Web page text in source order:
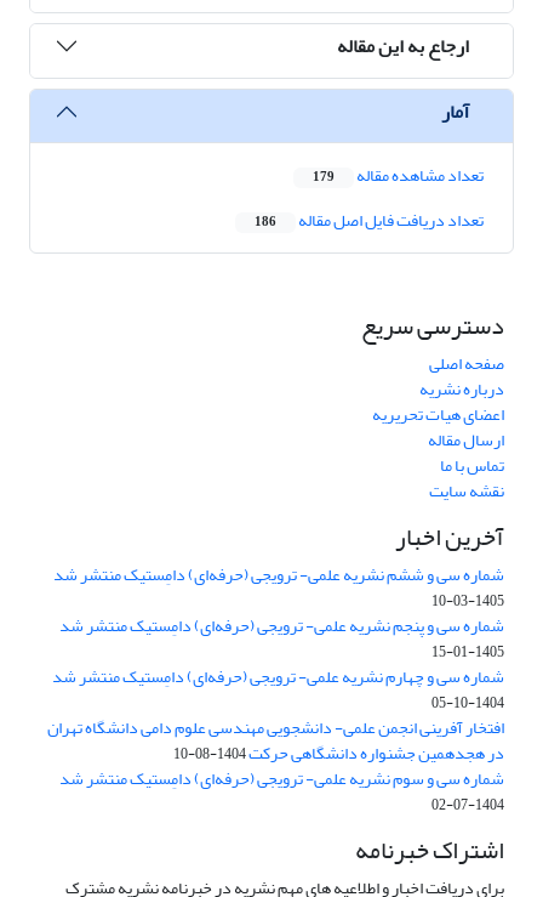
ارجاع به این مقاله
آمار
تعداد مشاهده مقاله 179
تعداد دریافت فایل اصل مقاله 186
دسترسی سریع
صفحه اصلی
درباره نشریه
اعضای هیات تحریریه
ارسال مقاله
تماس با ما
نقشه سایت
آخرین اخبار
شماره سی و ششم نشریه علمی- ترویجی (حرفه‌ای) دامِستیک منتشر شد
1405-03-10
شماره سی و پنجم نشریه علمی- ترویجی (حرفه‌ای) دامِستیک منتشر شد
1405-01-15
شماره سی و چهارم نشریه علمی- ترویجی (حرفه‌ای) دامِستیک منتشر شد
1404-10-05
افتخار آفرینی انجمن علمی- دانشجویی مهندسی علوم دامی دانشگاه تهران
در هجدهمین جشنواره دانشگاهی حرکت1404-08-10
شماره سی و سوم نشریه علمی- ترویجی (حرفه‌ای) دامِستیک منتشر شد
1404-07-02
اشتراک خبرنامه
برای دریافت اخبار و اطلاعیه های مهم نشریه در خبرنامه نشریه مشترک